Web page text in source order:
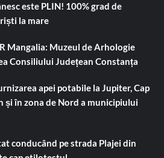
este PLIN! 100% grad de
la mare
Mangalia: Muzeul de Arhologie
Consiliului Județean Constanța
apei potabile la Jupiter, Cap
și în zona de Nord a municipiului
conducând pe strada Plajei din